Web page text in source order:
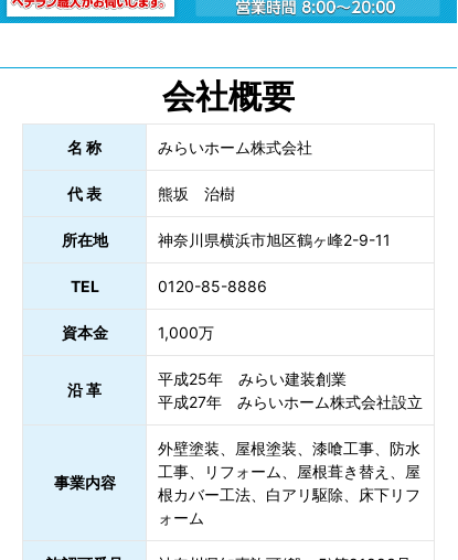
会社概要
名 称 みらいホーム株式会社
代 表 熊坂 治樹
所在地 神奈川県横浜市旭区鶴ヶ峰2-9-11
TEL 0120-85-8886
資本金 1,000万
沿 革
平成25年 みらい建装創業
平成27年 みらいホーム株式会社設立
事業内容
外壁塗装、屋根塗装、漆喰工事、防水
工事、リフォーム、屋根葺き替え、屋
根カバー工法、白アリ駆除、床下リフ
ォーム